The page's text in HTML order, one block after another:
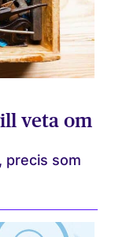
veta om
precis som